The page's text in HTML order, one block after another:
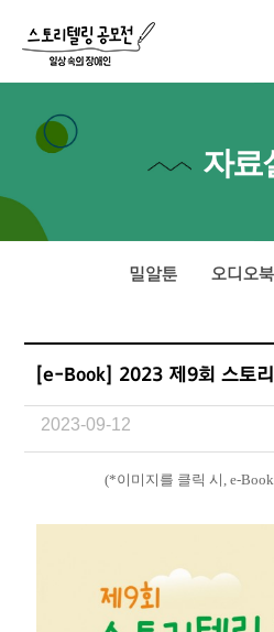
자료
밀알툰 오디오북
[e-Book] 2023 제9회 스토
2023-09-12
(*이미지를 클릭 시, e-